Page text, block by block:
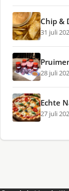
Chip &
31 juli
28 juli
Echte
27 juli